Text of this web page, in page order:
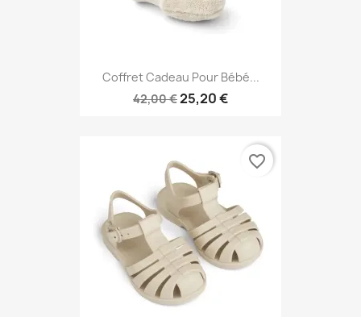
Coffret Cadeau Pour Bébé...
42,00 €25,20 €
favorite_border